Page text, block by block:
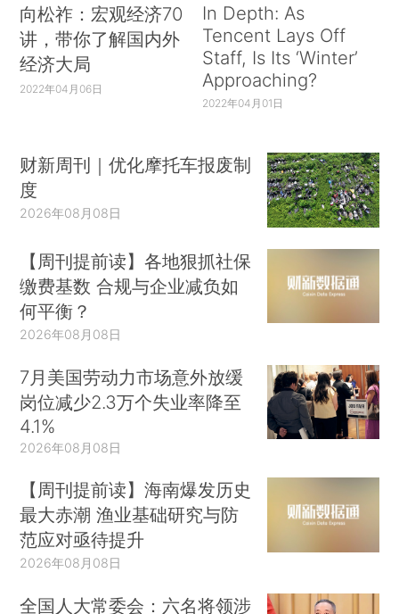
向松祚：宏观经济70
讲，带你了解国内外
经济大局
2022年04月06日
In Depth: As
Tencent Lays Off
Staff, Is Its ‘Winter’
Approaching?
2022年04月01日
财新周刊｜优化摩托车报废制
度
2026年08月08日
【周刊提前读】各地狠抓社保
缴费基数 合规与企业减负如
何平衡？
2026年08月08日
7月美国劳动力市场意外放缓
岗位减少2.3万个失业率降至
4.1%
2026年08月08日
【周刊提前读】海南爆发历史
最大赤潮 渔业基础研究与防
范应对亟待提升
2026年08月08日
全国人大常委会：六名将领涉